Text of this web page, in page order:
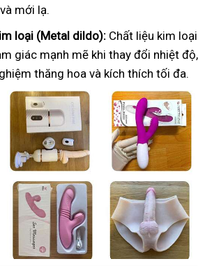
mới lạ.
loại (Metal dildo): Chất liệu kim loại
giác mạnh mẽ khi thay đổi nhiệt độ,
thăng hoa và kích thích tối đa.